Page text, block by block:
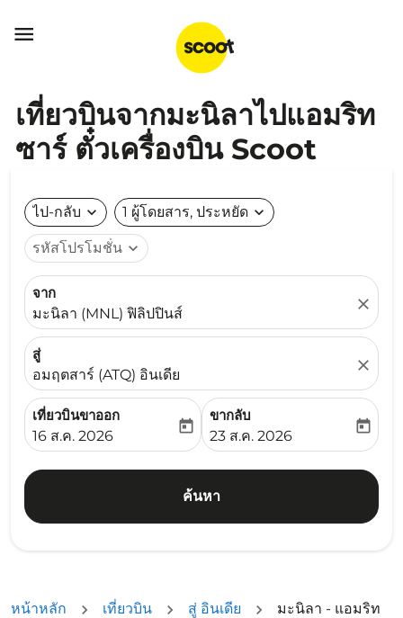

เที่ยวบินจากมะนิลาไปแอมริท
ซาร์ ตั๋วเครื่องบิน Scoot
ไป-กลับ expand_more 1 ผู้โดยสาร, ประหยัด expand_more
รหัสโปรโมชั่น expand_more
จาก
มะนิลา (MNL) ฟิลิปปินส์
close
สู่
อมฤตสาร์ (ATQ) อินเดีย
close
เที่ยวบินขาออก
fc-booking-departure-date-aria-label
16 ส.ค. 2026
today
ขากลับ
fc-booking-return-date-
23 ส.ค. 2026
today
ค้นหา
หน้าหลัก เที่ยวบิน สู่ อินเดีย
มะนิลา - แอมริท